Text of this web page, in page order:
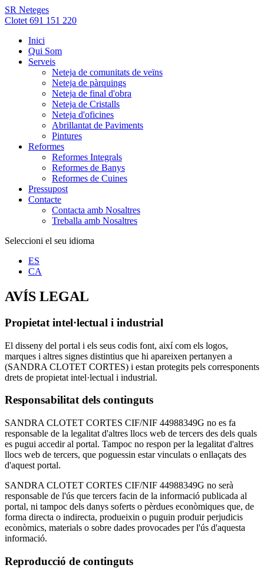
SR Neteges
Clotet 691 151 220
Inici
Qui Som
Serveis
Neteja de comunitats de veïns
Neteja de pàrquings
Neteja de final d'obra
Neteja de Cristalls
Neteja d'oficines
Abrillantat de Paviments
Pintures
Reformes
Reformes Integrals
Reformes de Banys
Reformes de Cuines
Pressupost
Contacte
Contacta amb Nosaltres
Treballa amb Nosaltres
Seleccioni el seu idioma
ES
CA
AVÍS LEGAL
Propietat intel·lectual i industrial
El disseny del portal i els seus codis font, així com els logos,
marques i altres signes distintius que hi apareixen pertanyen a
(SANDRA CLOTET CORTES) i estan protegits pels corresponents
drets de propietat intel·lectual i industrial.
Responsabilitat dels continguts
SANDRA CLOTET CORTES CIF/NIF 44988349G no es fa
responsable de la legalitat d'altres llocs web de tercers des dels quals
es pugui accedir al portal. Tampoc no respon per la legalitat d'altres
llocs web de tercers, que poguessin estar vinculats o enllaçats des
d'aquest portal.
SANDRA CLOTET CORTES CIF/NIF 44988349G no serà
responsable de l'ús que tercers facin de la informació publicada al
portal, ni tampoc dels danys soferts o pèrdues econòmiques que, de
forma directa o indirecta, produeixin o puguin produir perjudicis
econòmics, materials o sobre dades provocades per l'ús d'aquesta
informació.
Reproducció de continguts